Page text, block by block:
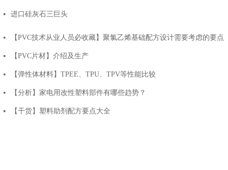
넷 进口硅灰石三巨头
넷 【PVC技术从业人员必收藏】聚氯乙烯基础配方设计需要考虑的要点
넷 【PVC片材】介绍及生产
넷 【弹性体材料】TPEE、TPU、TPV等性能比较
넷 【分析】家电用改性塑料部件有哪些趋势？
넷 【干货】塑料助剂配方要点大全